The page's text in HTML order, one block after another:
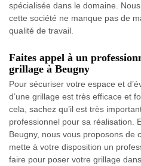
spécialisée dans le domaine.
cette société ne manque pas de
qualité de travail.
Faites appel à un
grillage à Beugny
Pour sécuriser votre espace et
d’une grillage est très efficace et
cela, sachez qu’il est très
professionnel pour sa réalisation.
Beugny, nous vous proposons de
mette à votre disposition un
faire pour poser votre grillage